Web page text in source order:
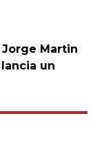
Jorge Martin
un